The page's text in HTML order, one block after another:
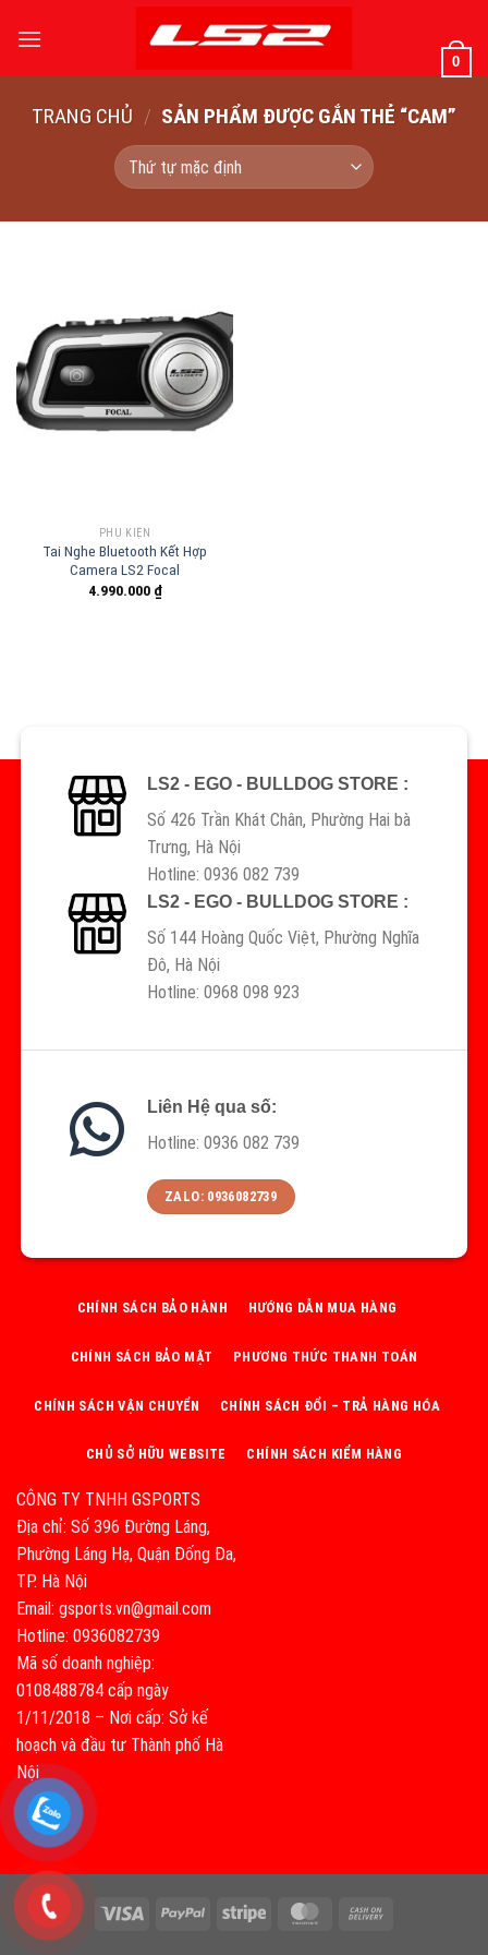
qua
0
TRANG CHỦ / SẢN PHẨM ĐƯỢC GẮN THẺ “CAM”
PHỤ KIỆN
Tai Nghe Bluetooth Kết Hợp
Camera LS2 Focal
4.990.000 ₫
LS2 - EGO - BULLDOG STORE :
Số 426 Trần Khát Chân, Phường Hai bà
Trưng, Hà Nội
Hotline: 0936 082 739
LS2 - EGO - BULLDOG STORE :
Số 144 Hoàng Quốc Việt, Phường Nghĩa
Đô, Hà Nội
Hotline: 0968 098 923
Liên Hệ qua số:
Hotline: 0936 082 739
ZALO: 0936082739
CÔNG TY TNHH GSPORTS
Địa chỉ: Số 396 Đường Láng,
Phường Láng Hạ, Quận Đống Đa,
TP. Hà Nội
Email: gsports.vn@gmail.com
Hotline: 0936082739
Mã số doanh nghiệp:
0108488784 cấp ngày
1/11/2018 – Nơi cấp: Sở kế
hoạch và đầu tư Thành phố Hà
Nội
CHÍNH SÁCH BẢO HÀNH HƯỚNG DẪN MUA HÀNG
CHÍNH SÁCH BẢO MẬT PHƯƠNG THỨC THANH TOÁN
CHÍNH SÁCH VẬN CHUYỂN CHÍNH SÁCH ĐỔI – TRẢ HÀNG HÓA
CHỦ SỞ HỮU WEBSITE CHÍNH SÁCH KIỂM HÀNG